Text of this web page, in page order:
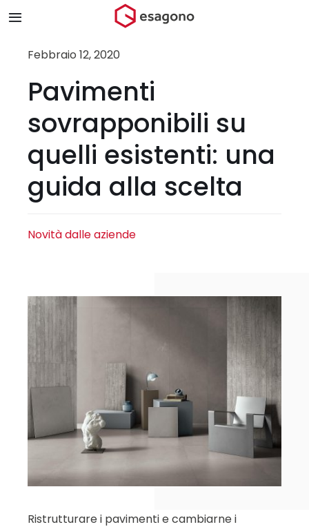
contenuto
Toggle
Navigation
Chi siamo
Prodotti & Brand
Store
Febbraio 12, 2020
Pavimenti
sovrapponibili su
quelli esistenti: una
guida alla scelta
Novità dalle aziende
Ristrutturare i pavimenti e cambiarne i